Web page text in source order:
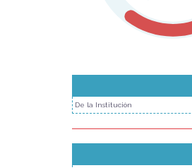
De la Institución